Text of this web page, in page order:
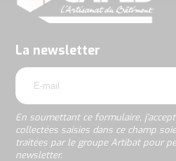
La newsletter
email
En soumettant ce formulaire,
collectées saisies dans ce champ
traitées par le groupe Artibat pour
newsletter.
soumettant
j’accepte
les
informations
dans
ce
champ